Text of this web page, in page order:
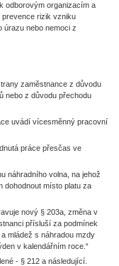
odborovým organizacím a
prevence rizik vzniku
nebo nemoci z
zaměstnance z důvodu
nebo z důvodu přechodu
uvádí vícesměnný pracovní
práce přesčas ve
náhradního volna, na jehož
dohodnout místo platu za
nový § 203a, změna v
přísluší za podmínek
mládež s náhradou mzdy
v kalendářním roce.“
- § 212 a následující.